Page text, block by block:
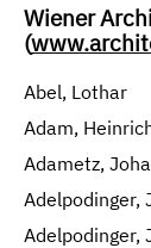
Wiener
(
Abel, Lothar
Adam,
Adametz,
Adelpodinger,